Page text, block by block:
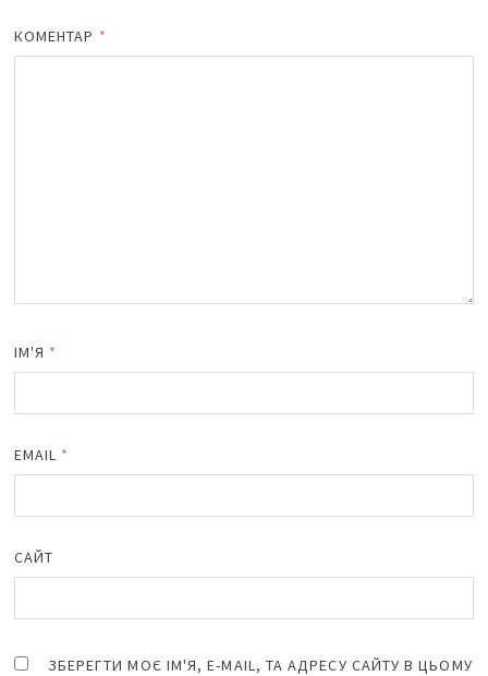
КОМЕНТАР *
ІМ'Я *
EMAIL *
САЙТ
ЗБЕРЕГТИ МОЄ ІМ'Я, E-MAIL, ТА АДРЕСУ САЙТУ В ЦЬОМУ